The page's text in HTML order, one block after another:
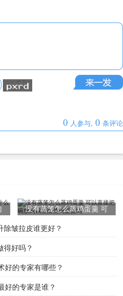
0 人参与, 0 条评论
没有蒸笼怎么蒸鸡蛋羹 可
除皱拉皮谁更好？
得好吗？
好的专家有哪些？
好的专家是谁？